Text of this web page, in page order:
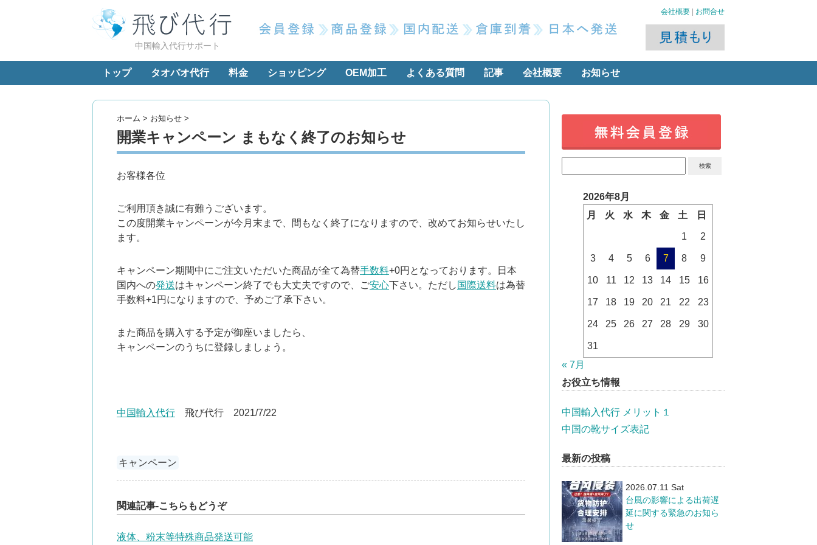
中国輸入代行サポート
会社概要 お問合せ
トップ タオバオ代行 料金 ショッピング OEM加工 よくある質問 記事 会社概要 お知らせ
ホーム > お知らせ >
開業キャンペーン まもなく終了のお知らせ
お客様各位
ご利用頂き誠に有難うございます。
この度開業キャンペーンが今月末まで、間もなく終了になりますので、改めてお知らせいたし
ます。
キャンペーン期間中にご注文いただいた商品が全て為替手数料+0円となっております。日本
国内への発送はキャンペーン終了でも大丈夫ですので、ご安心下さい。ただし 国際送料は為替
手数料+1円になりますので、予めご了承下さい。
また商品を購入する予定が御座いましたら、
キャンペーンのうちに登録しましょう。
中国輸入代行 飛び代行 2021/7/22
キャンペーン
関連記事-こちらもどうぞ
液体、粉末等特殊商品発送可能
2026年8月
月
火 水 木 金 土 日
1 2
3 4 5 6 7 8 9
10 11 12 13 14 15 16
17 18 19 20 21 22 23
24 25 26 27 28 29 30
31
« 7月
お役立ち情報
中国輸入代行 メリット１
中国の靴サイズ表記
最新の投稿
2026.07.11 Sat
台風の影響による出荷遅
延に関する緊急のお知ら
せ